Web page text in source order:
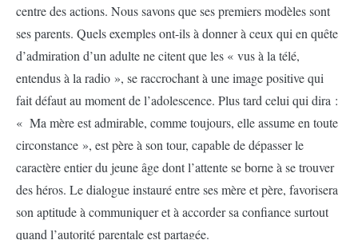
centre des actions. Nous savons que ses premiers modèles sont
ses parents. Quels exemples ont-ils à donner à ceux qui en quête
d’admiration d’un adulte ne citent que les « vus à la télé,
entendus à la radio », se raccrochant à une image positive qui
fait défaut au moment de l’adolescence. Plus tard celui qui dira :
« Ma mère est admirable, comme toujours, elle assume en toute
circonstance », est père à son tour, capable de dépasser le
caractère entier du jeune âge dont l’attente se borne à se trouver
des héros. Le dialogue instauré entre ses mère et père, favorisera
son aptitude à communiquer et à accorder sa confiance surtout
quand l’autorité parentale est partagée.